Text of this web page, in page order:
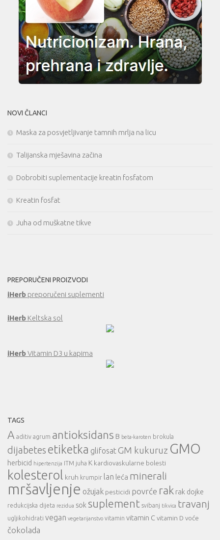
NOVI ČLANCI
Maska za posvjetljivanje tamnih mrlja na licu
Talijanska mješavina začina
Dobrobiti suplementacije kreatin fosfatom
Kreatin fosfat
Juha od muškatne tikve
PREPORUČENI PROIZVODI
iHerb preporučeni suplementi
iHerb Keltska sol
iHerbVitamin D3 u kapima
TAGS
A aditiv agrum antioksidans B beta-karoten brokula
dijabetes etiketka glifosatGM kukuruz GMO
herbicid hipertenzija ITM juha K kardiovaskularne bolesti
kolesterol kruh krumpir lan leća minerali
mršavljenje ožujak pesticidi povrće rak rak dojke
redukcijska dijeta rezidua sok suplement svibanj tikvica travanj
ugljikohidrati vegan vegetarijanstvo vitamin vitamin C vitamin D voće
čokolada